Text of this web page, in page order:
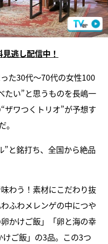
逃し配信中！
た30代～70代の女性100
たい”と思うものを長嶋一
ザワつくトリオ”が予想す
”と銘打ち、全国から絶品
わう！素材にこだわり抜
ふわメレンゲの中につや
かけご飯」「卵と海の幸
ご飯」の3品。この3つ